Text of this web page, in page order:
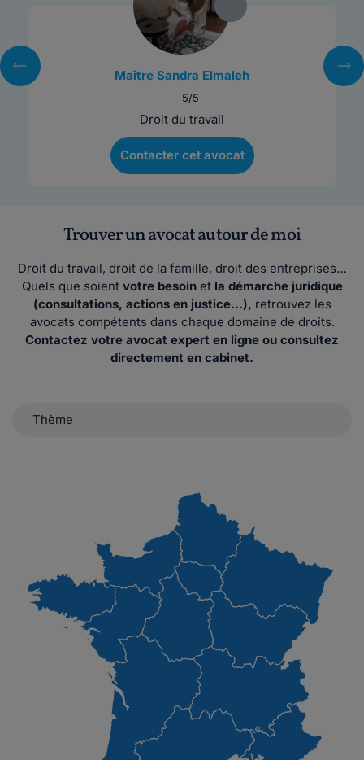
Maître Sandra Elmaleh
5/5
Droit du travail
Contacter cet avocat
Trouver un avocat autour de moi
Droit du travail, droit de la famille, droit des entreprises…
Quels que soient votre besoinet la démarche juridique
(consultations, actions en justice…), retrouvez les
avocats compétents dans chaque domaine de droits.
Contactez votre avocat expert en ligne ou consultez
directement en cabinet.
Thème